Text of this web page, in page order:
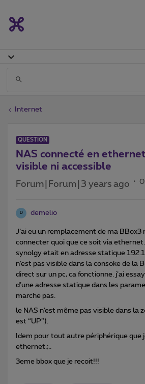
Internet
QUESTION
NAS connecté en
visible ni accessible
Forum|Forum|3 years ago
D demelio
J’ai eu un remplacement de ma BBox3
connecter quoi que ce soit via
synolgy etait en adresse statique
n’est pas visible dans la consoke de la
direct sur un pc, ca fonctionne. j’ai
d’une adresse statique dans les
marche pas.
le NAS n’est même pas visible dans la
est “UP”).
Idem pour tout autre périphérique que
ethernet.;..
3eme bbox que je recoit!!!